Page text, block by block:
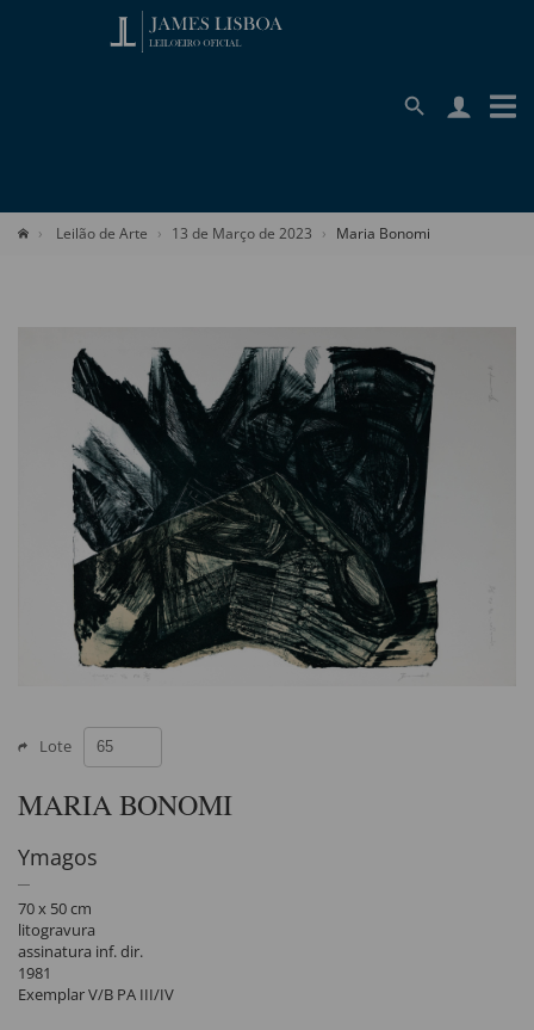
Leilão de Arte 13 de Março de 2023 Maria Bonomi
Lote
MARIA BONOMI
Ymagos
70 x 50 cm
litogravura
assinatura inf. dir.
1981
Exemplar V/B PA III/IV